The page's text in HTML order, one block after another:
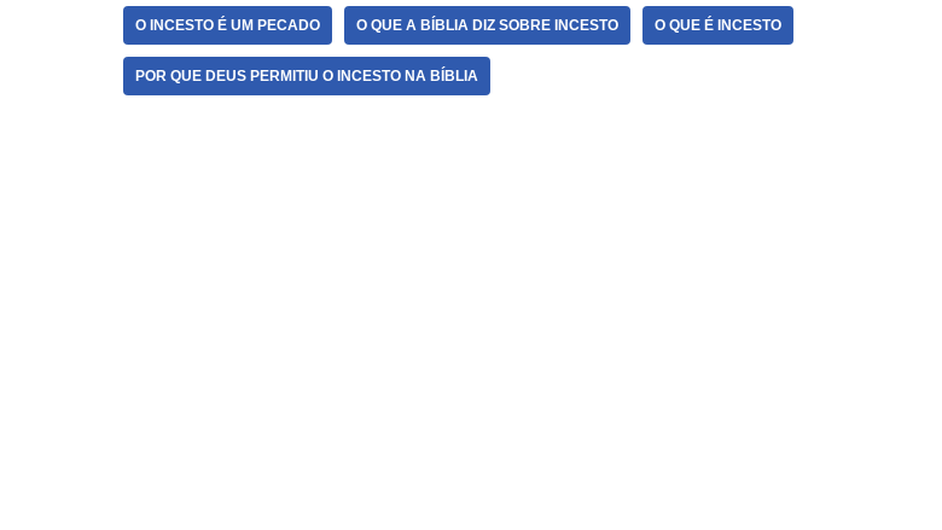
O INCESTO É UM PECADO O QUE A BÍBLIA DIZ SOBRE INCESTO O QUE É INCESTO
POR QUE DEUS PERMITIU O INCESTO NA BÍBLIA